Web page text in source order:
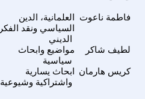
العلمانية، الدين
السياسي ونقد الفكر
الديني
فاطمة ناعوت
مواضيع وابحاث
سياسية
لطيف شاكر
ابحاث يسارية
واشتراكية وشيوعية
كريس هارمان